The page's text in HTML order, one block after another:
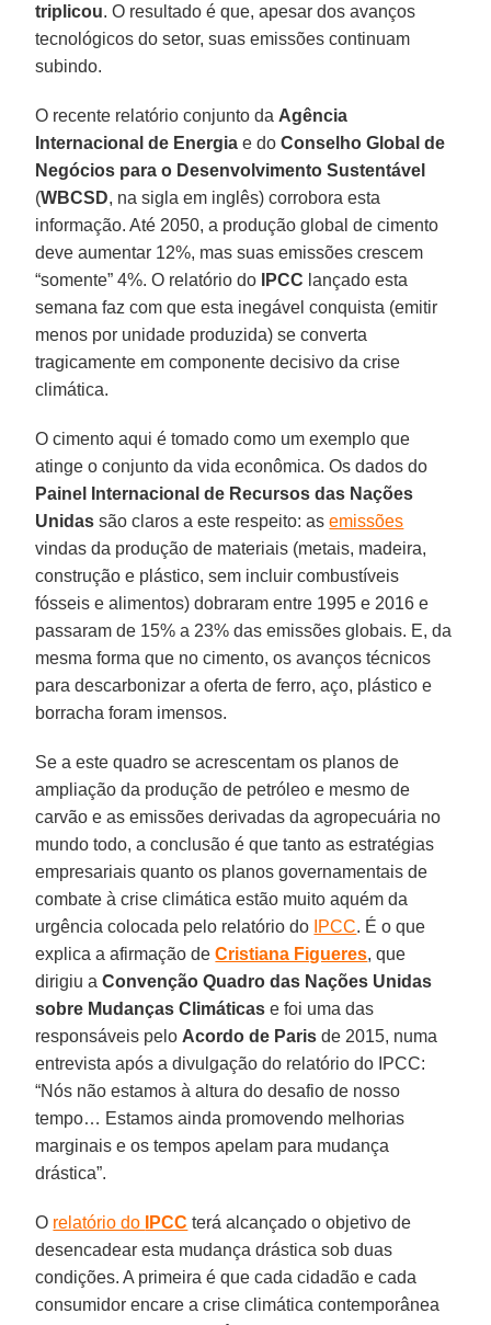
triplicou. O resultado é que, apesar dos avanços
tecnológicos do setor, suas emissões continuam
subindo.
O recente relatório conjunto da Agência
Internacional de Energia e doConselho Global de
Negócios para o Desenvolvimento Sustentável
(WBCSD, na sigla em inglês) corrobora esta
informação. Até 2050, a produção global de cimento
deve aumentar 12%, mas suas emissões crescem
“somente” 4%. O relatório do
IPCC lançado esta
semana faz com que esta inegável conquista (emitir
menos por unidade produzida) se converta
tragicamente em componente decisivo da crise
climática.
O cimento aqui é tomado como um exemplo que
atinge o conjunto da vida econômica. Os dados do
Painel Internacional de Recursos das Nações
Unidas são claros a este respeito: asemissões
vindas da produção de materiais (metais, madeira,
construção e plástico, sem incluir combustíveis
fósseis e alimentos) dobraram entre 1995 e 2016 e
passaram de 15% a 23% das emissões globais. E, da
mesma forma que no cimento, os avanços técnicos
para descarbonizar a oferta de ferro, aço, plástico e
borracha foram imensos.
Se a este quadro se acrescentam os planos de
ampliação da produção de petróleo e mesmo de
carvão e as emissões derivadas da agropecuária no
mundo todo, a conclusão é que tanto as estratégias
empresariais quanto os planos governamentais de
combate à crise climática estão muito aquém da
urgência colocada pelo relatório do IPCC. É o que
explica a afirmação deCristiana Figueres, que
dirigiu aConvenção Quadro das Nações Unidas
sobre Mudanças Climáticas e foi uma das
responsáveis pelo Acordo de Paris de 2015, numa
entrevista após a divulgação do relatório do IPCC:
“Nós não estamos à altura do desafio de nosso
tempo… Estamos ainda promovendo melhorias
marginais e os tempos apelam para mudança
drástica”.
O relatório do IPCC terá alcançado o objetivo de
desencadear esta mudança drástica sob duas
condições. A primeira é que cada cidadão e cada
consumidor encare a crise climática contemporânea